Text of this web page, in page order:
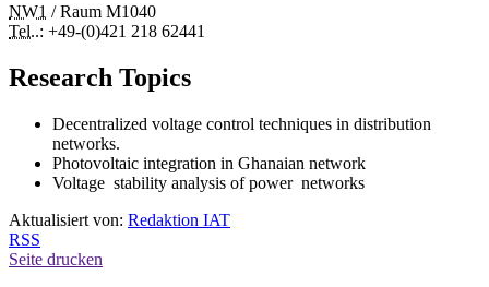
NW1 / Raum M1040
Tel..: +49-(0)421 218 62441
Research Topics
Decentralized voltage control techniques in distribution
networks.
Photovoltaic integration in Ghanaian network
Voltage stability analysis of power networks
Aktualisiert von: Redaktion IAT
RSS
Seite drucken